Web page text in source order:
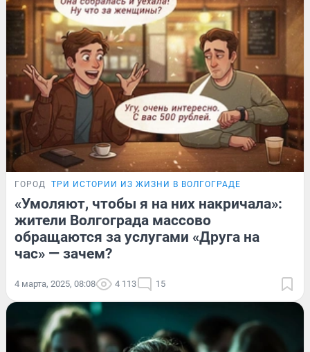
ГОРОД ТРИ ИСТОРИИ ИЗ ЖИЗНИ В ВОЛГОГРАДЕ
«Умоляют, чтобы я на них накричала»:
жители Волгограда массово
обращаются за услугами «Друга на
час» — зачем?
4 марта, 2025, 08:08 4 113 15